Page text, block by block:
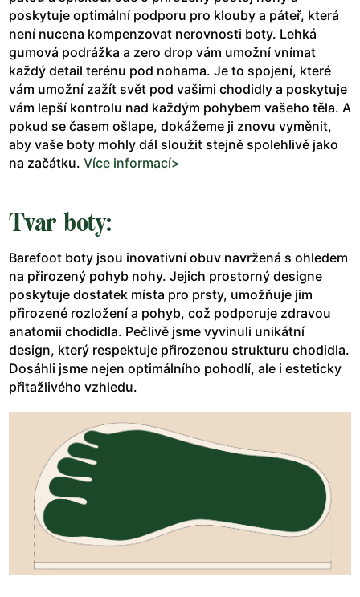
poskytuje optimální podporu pro klouby a páteř, která
není nucena kompenzovat nerovnosti boty. Lehká
gumová podrážka a zero drop vám umožní vnímat
každý detail terénu pod nohama. Je to spojení, které
vám umožní zažít svět pod vašimi chodidly a poskytuje
vám lepší kontrolu nad každým pohybem vašeho těla. A
pokud se časem ošlape, dokážeme ji znovu vyměnit,
aby vaše boty mohly dál sloužit stejně spolehlivě jako
na začátku. Více informací>
Tvar boty:
Barefoot boty jsou inovativní obuv navržená s ohledem
na přirozený pohyb nohy. Jejich prostorný designe
poskytuje dostatek místa pro prsty, umožňuje jim
přirozené rozložení a pohyb, což podporuje zdravou
anatomii chodidla. Pečlivě jsme vyvinuli unikátní
design, který respektuje přirozenou strukturu chodidla.
Dosáhli jsme nejen optimálního pohodlí, ale i esteticky
přitažlivého vzhledu.